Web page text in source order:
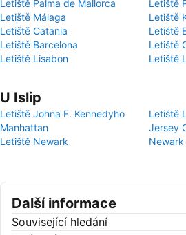
Letiště Palma de Mallorca
Letiště
Letiště Málaga
Letiště
Letiště Catania
Letiště
Letiště Barcelona
Letiště
Letiště Lisabon
Letiště
U Islip
Letiště Johna F. Kennedyho
Letiště
Manhattan
Jersey
Letiště Newark
Další informace
Související hledání